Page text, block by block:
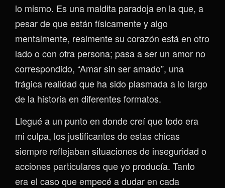
lo mismo. Es una maldita paradoja en la que, a
pesar de que están físicamente y algo
mentalmente, realmente su corazón está en otro
lado o con otra persona; pasa a ser un amor no
correspondido, “Amar sin ser amado”, una
trágica realidad que ha sido plasmada a lo largo
de la historia en diferentes formatos.
Llegué a un punto en donde creí que todo era
mi culpa, los justificantes de estas chicas
siempre reflejaban situaciones de inseguridad o
acciones particulares que yo producía. Tanto
era el caso que empecé a dudar en cada